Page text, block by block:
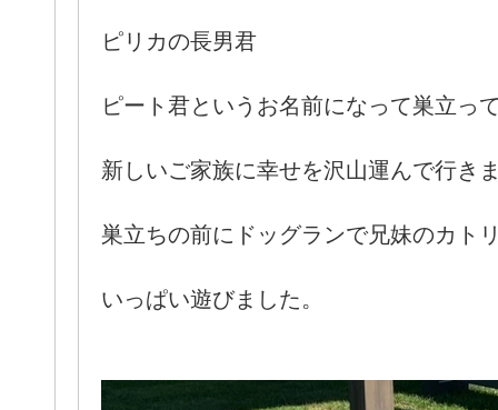
ピリカの長男君
ピート君というお名前になって巣立っ
新しいご家族に幸せを沢山運んで行き
巣立ちの前にドッグランで兄妹のカト
いっぱい遊びました。